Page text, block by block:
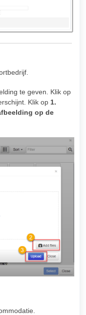
te geven. Klik op
Klik op 1.
op de